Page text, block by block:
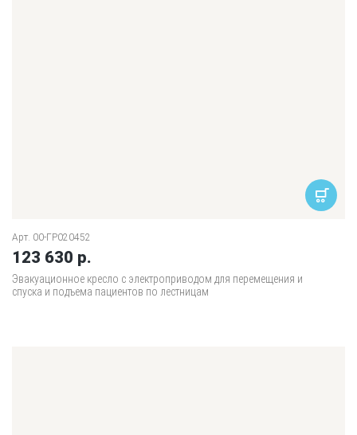
Арт. 00-ГР020452
123 630 р.
Эвакуационное кресло с электроприводом для перемещения и
спуска и подъема пациентов по лестницам